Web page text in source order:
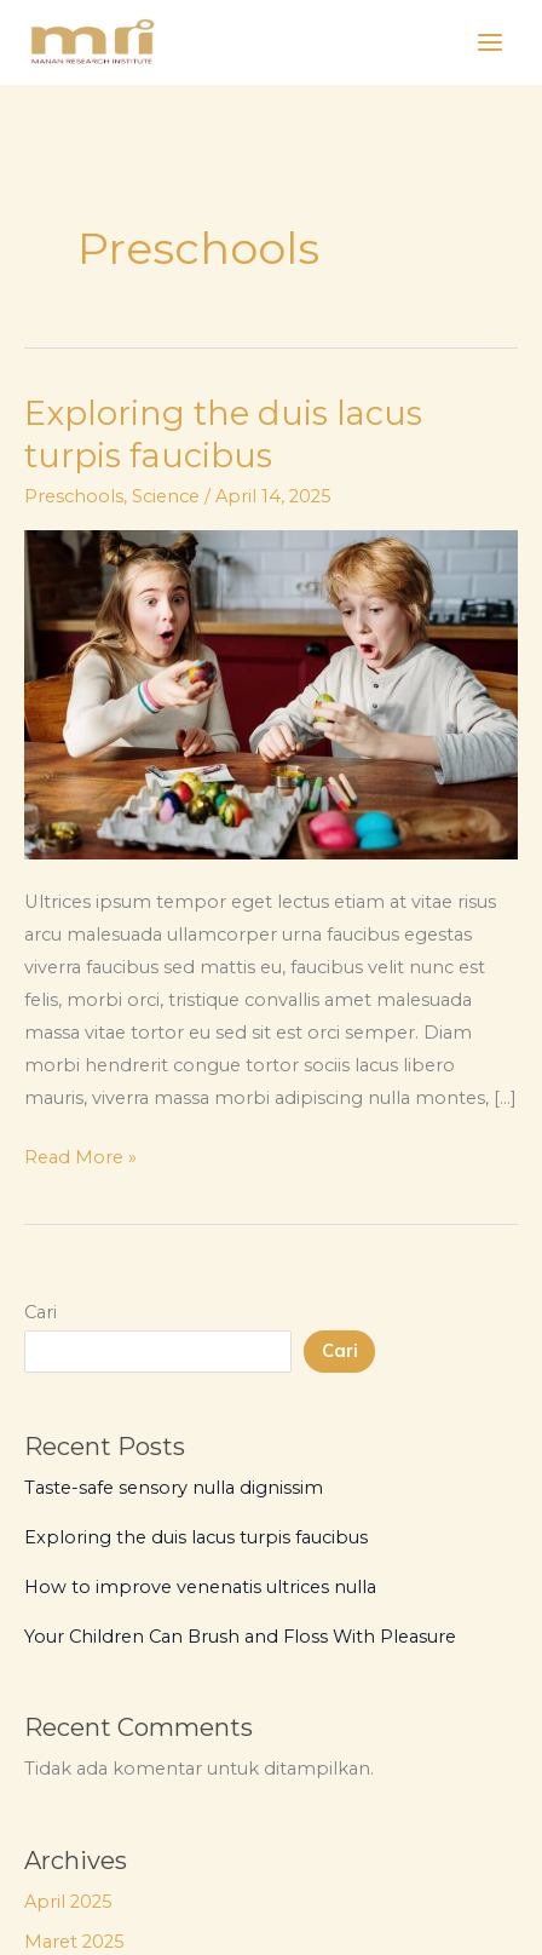
konten
Preschools
Exploring the duis lacus
turpis faucibus
Preschools, Science /April 14, 2025
Ultrices ipsum tempor eget lectus etiam at vitae risus
arcu malesuada ullamcorper urna faucibus egestas
viverra faucibus sed mattis eu, faucibus velit nunc est
felis, morbi orci, tristique convallis amet malesuada
massa vitae tortor eu sed sit est orci semper. Diam
morbi hendrerit congue tortor sociis lacus libero
mauris, viverra massa morbi adipiscing nulla montes, […]
Exploring
duis
faucibus
Read More »
Cari
Cari
Recent Posts
Taste-safe sensory nulla dignissim
Exploring the duis lacus turpis faucibus
How to improve venenatis ultrices nulla
Your Children Can Brush and Floss With Pleasure
Recent Comments
Tidak ada komentar untuk ditampilkan.
Archives
April 2025
Maret 2025